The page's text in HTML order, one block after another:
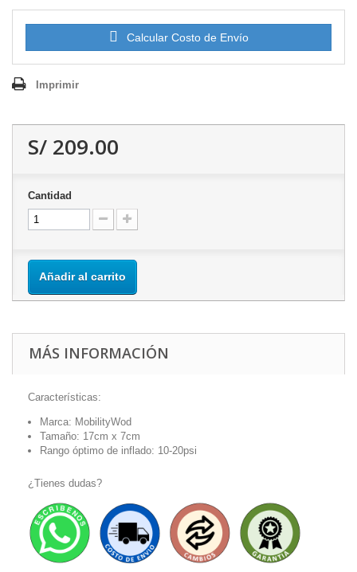
Calcular Costo de Envío
Imprimir
S/ 209.00
Cantidad
Añadir al carrito
MÁS INFORMACIÓN
Características:
Marca: MobilityWod
Tamaño: 17cm x 7cm
Rango óptimo de inflado: 10-20psi
¿Tienes dudas?